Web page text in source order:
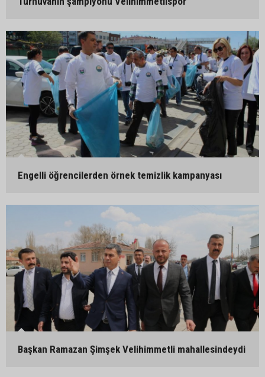
Engelli öğrencilerden örnek temizlik kampanyası
Başkan Ramazan Şimşek Velihimmetli mahallesindeydi